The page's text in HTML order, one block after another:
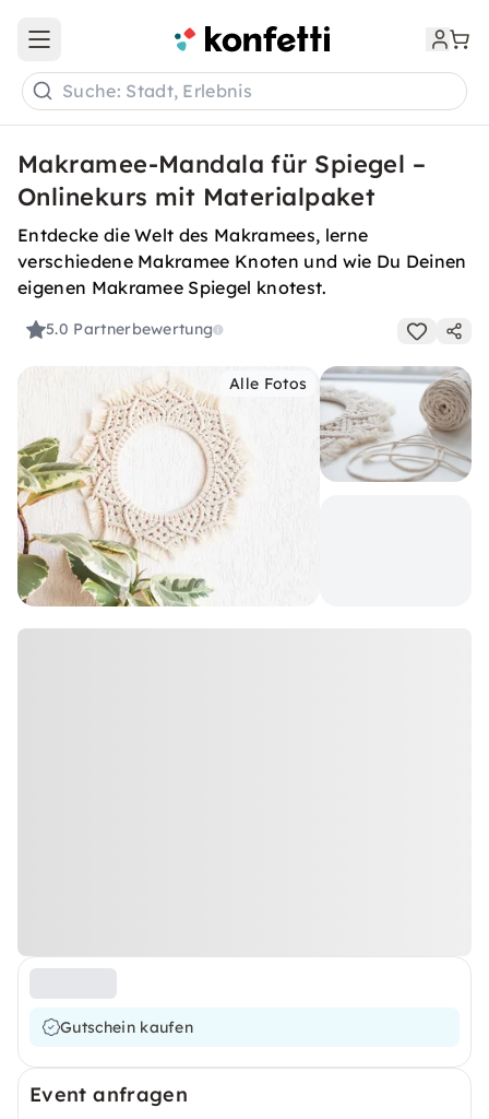
Open main menu
Suche: Stadt, Erlebnis
Makramee-Mandala für Spiegel –
Onlinekurs mit Materialpaket
Entdecke die Welt des Makramees, lerne
verschiedene Makramee Knoten und wie Du Deinen
eigenen Makramee Spiegel knotest.
5.0 Partnerbewertung
Alle Fotos
Gutschein kaufen
Event anfragen